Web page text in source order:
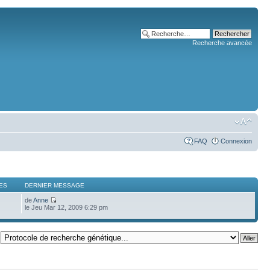
Recherche avancée
FAQ Connexion
DERNIER MESSAGE
deAnne
le Jeu Mar 12, 2009 6:29 pm